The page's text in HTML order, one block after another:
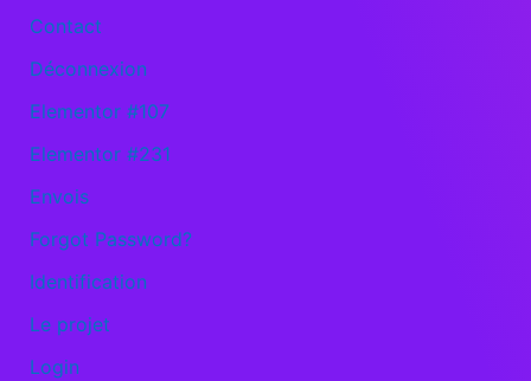
Contact
Déconnexion
Elementor #107
Elementor #231
Envois
Forgot Password?
Identification
Le projet
Login